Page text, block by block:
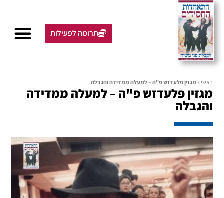
תרומה לפעילות
ראשי »מגזין פלעדזש פ"ה – למעלה ממדידה והגבלה
מגזין פלעדזש פ"ה – למעלה ממדידה
והגבלה